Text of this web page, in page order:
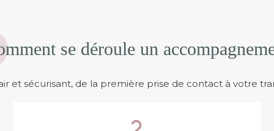
se déroule un
et sécurisant, de la première prise de contact à votre